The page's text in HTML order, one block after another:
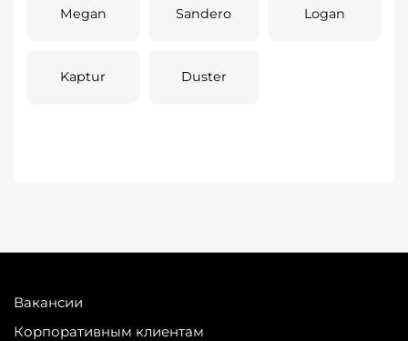
Megan Sandero Logan
Kaptur Duster
Вакансии
Корпоративным клиентам